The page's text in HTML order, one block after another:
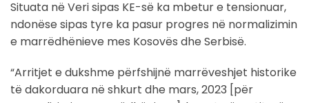
Situata në Veri sipas KE-së ka mbetur e tensionuar,
ndonëse sipas tyre ka pasur progres në normalizimin
e marrëdhënieve mes Kosovës dhe Serbisë.
“Arritjet e dukshme përfshijnë marrëveshjet historike
të dakorduara në shkurt dhe mars, 2023 [për